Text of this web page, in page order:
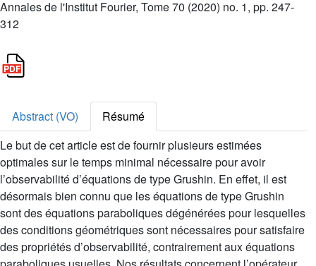
Annales de l'Institut Fourier, Tome 70 (2020) no. 1, pp. 247-
312
Abstract (VO)
Résumé
Le but de cet article est de fournir plusieurs estimées
optimales sur le temps minimal nécessaire pour avoir
l’observabilité d’équations de type Grushin. En effet, il est
désormais bien connu que les équations de type Grushin
sont des équations paraboliques dégénérées pour lesquelles
des conditions géométriques sont nécessaires pour satisfaire
des propriétés d’observabilité, contrairement aux équations